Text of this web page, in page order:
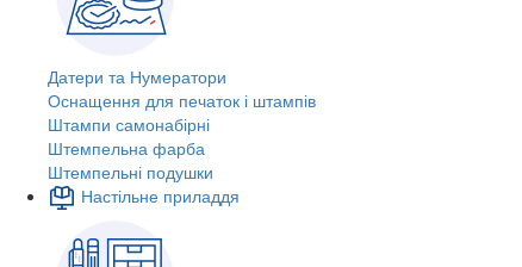
Датери та Нумератори
Оснащення для печаток і штампів
Штампи самонабірні
Штемпельна фарба
Штемпельні подушки
Настільне приладдя